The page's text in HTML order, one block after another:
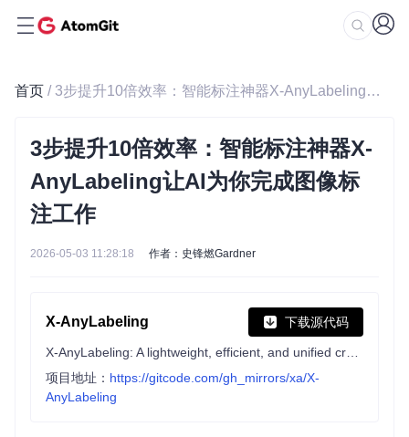
首页 / 3步提升10倍效率：智能标注神器X-AnyLabeling让AI为你完成图像标注工作
3步提升10倍效率：智能标注神器X-
AnyLabeling让AI为你完成图像标
注工作
2026-05-03 11:28:18 作者：史锋燃Gardner
X-AnyLabeling 下载源代码
项目地址： https://gitcode.com/gh_mirrors/xa/X-
AnyLabeling